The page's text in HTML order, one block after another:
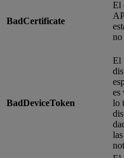
BadCertificate
El
no
BadDeviceToken
El
es
lo
las